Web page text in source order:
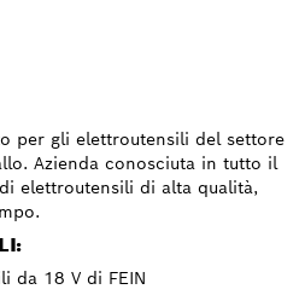
per gli elettroutensili del settore
Azienda conosciuta in tutto il
elettroutensili di alta qualità,
da 18 V di FEIN